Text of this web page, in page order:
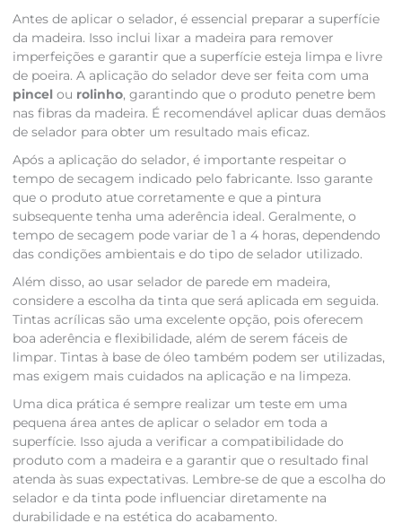
Antes de aplicar o selador, é essencial preparar a superfície
da madeira. Isso inclui lixar a madeira para remover
imperfeições e garantir que a superfície esteja limpa e livre
de poeira. A aplicação do selador deve ser feita com uma
pincel ou rolinho, garantindo que o produto penetre bem
nas fibras da madeira. É recomendável aplicar duas demãos
de selador para obter um resultado mais eficaz.
Após a aplicação do selador, é importante respeitar o
tempo de secagem indicado pelo fabricante. Isso garante
que o produto atue corretamente e que a pintura
subsequente tenha uma aderência ideal. Geralmente, o
tempo de secagem pode variar de 1 a 4 horas, dependendo
das condições ambientais e do tipo de selador utilizado.
Além disso, ao usar selador de parede em madeira,
considere a escolha da tinta que será aplicada em seguida.
Tintas acrílicas são uma excelente opção, pois oferecem
boa aderência e flexibilidade, além de serem fáceis de
limpar. Tintas à base de óleo também podem ser utilizadas,
mas exigem mais cuidados na aplicação e na limpeza.
Uma dica prática é sempre realizar um teste em uma
pequena área antes de aplicar o selador em toda a
superfície. Isso ajuda a verificar a compatibilidade do
produto com a madeira e a garantir que o resultado final
atenda às suas expectativas. Lembre-se de que a escolha do
selador e da tinta pode influenciar diretamente na
durabilidade e na estética do acabamento.